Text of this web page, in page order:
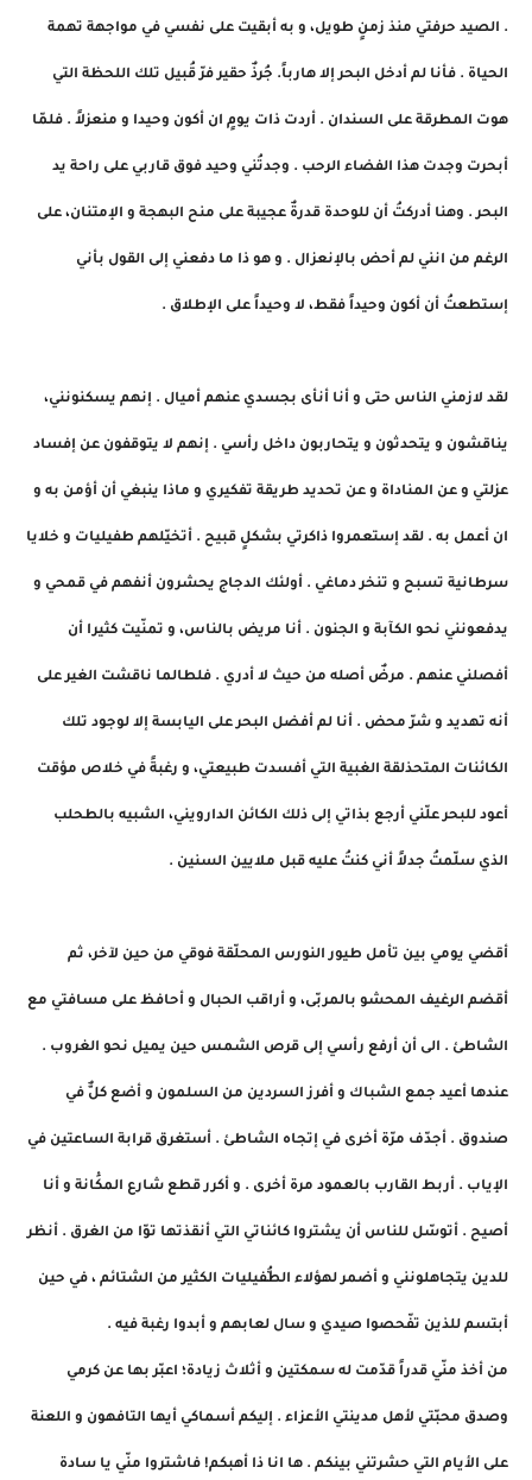
. الصيد حرفتي منذ زمنٍ طويل، و به أبقيت على نفسي في مواجهة تهمة
الحياة . فأنا لم أدخل البحر إلا هارباً. جُرذٌ حقير فرّ قُبيل تلك اللحظة التي
هوت المطرقة على السندان . أردت ذات يومٍ ان أكون وحيدا و منعزلاً . فلمّا
أبحرت وجدت هذا الفضاء الرحب . وجدتُني وحيد فوق قاربي على راحة يد
البحر . وهنا أدركتُ أن للوحدة قدرةٌ عجيبة على منح البهجة و الإمتنان، على
الرغم من انني لم أحض بالإنعزال . و هو ذا ما دفعني إلى القول بأني
إستطعتُ أن أكون وحيداً فقط، لا وحيداً على الإطلاق .
لقد لازمني الناس حتى و أنا أنأى بجسدي عنهم أميال . إنهم يسكنونني،
يناقشون و يتحدثون و يتحاربون داخل رأسي . إنهم لا يتوقفون عن إفساد
عزلتي و عن المناداة و عن تحديد طريقة تفكيري و ماذا ينبغي أن أؤمن به و
ان أعمل به . لقد إستعمروا ذاكرتي بشكلٍ قبيح . أتخيّلهم طفيليات و خلايا
سرطانية تسبح و تنخر دماغي . أولئك الدجاج يحشرون أنفهم في قمحي و
يدفعونني نحو الكآبة و الجنون . أنا مريض بالناس، و تمنّيت كثيرا أن
أفصلني عنهم . مرضٌ أصله من حيث لا أدري . فلطالما ناقشت الغير على
أنه تهديد و شرّ محض . أنا لم أفضل البحر على اليابسة إلا لوجود تلك
الكائنات المتحذلقة الغبية التي أفسدت طبيعتي، و رغبةً في خلاص مؤقت
أعود للبحر علّني أرجع بذاتي إلى ذلك الكائن الدارويني، الشبيه بالطحلب
الذي سلّمتُ جدلاً أني كنتُ عليه قبل ملايين السنين .
أقضي يومي بين تأمل طيور النورس المحلّقة فوقي من حين لآخر، ثم
أقضم الرغيف المحشو بالمربّى، و أراقب الحبال و أحافظ على مسافتي مع
الشاطئ . الى أن أرفع رأسي إلى قرص الشمس حين يميل نحو الغروب .
عندها أعيد جمع الشباك و أفرز السردين من السلمون و أضع كلٌّ في
صندوق . أجدّف مرّة أخرى في إتجاه الشاطئ . أستغرق قرابة الساعتين في
الإياب . أربط القارب بالعمود مرة أخرى . و أكرر قطع شارع المكَْانة و أنا
أصيح . أتوسّل للناس أن يشتروا كائناتي التي أنقذتها توّا من الغرق . أنظر
للدين يتجاهلونني و أضمر لهؤلاء الطُّفيليات الكثير من الشتائم ، في حين
أبتسم للذين تفّحصوا صيدي و سال لعابهم و أبدوا رغبة فيه .
من أخذ منّي قدراً قدّمت له سمكتين و أثلاث زيادة؛ اعبّر بها عن كرمي
وصدق محبّتي لأهل مدينتي الأعزاء . إليكم أسماكي أيها التافهون و اللعنة
على الأيام التي حشرتني بينكم . ها انا ذا أهبكم! فاشتروا منّي يا سادة